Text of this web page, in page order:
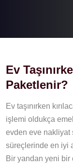
Ev
Paketlenir?
Ev taşınırken
işlemi oldukça
evden eve nakliyat
süreçlerinde en iyi
Bir yandan yeni bir